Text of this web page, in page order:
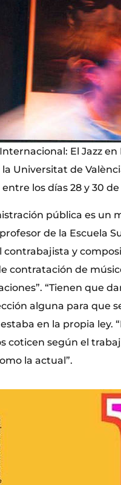
El Jazz en
la Universitat de
los días 28 y 30
pública es un
de la Escuela
contrabajista y
contratación de
“Tienen que
alguna para que
en la propia ley.
coticen según el
la actual”.